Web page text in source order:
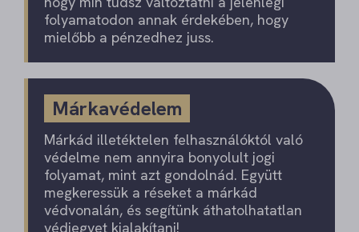
folyamatodon annak érdekében, hogy
mielőbb a pénzedhez juss.
Márkavédelem
Márkád illetéktelen felhasználóktól való
védelme nem annyira bonyolult jogi
folyamat, mint azt gondolnád. Együtt
megkeressük a réseket a márkád
védvonalán, és segítünk áthatolhatatlan
védjegyet kialakítani!